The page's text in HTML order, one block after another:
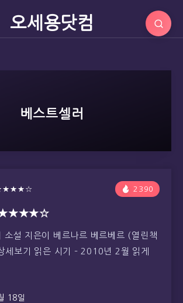
오세용닷컴
베스트셀러
★★★★☆ 2390
★★★★☆
소설 지은이 베르나르 베르베르 (열린책
보기 읽은 시기 – 2010년 2월 읽게
18일